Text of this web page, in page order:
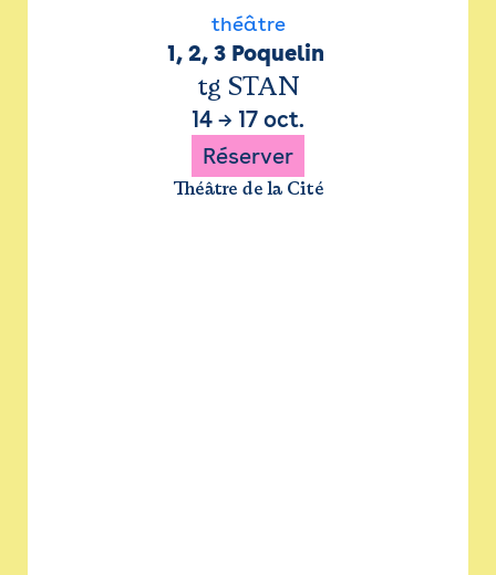
théâtre
1, 2, 3 Poquelin
tg STAN
14 → 17 oct.
Réserver
Théâtre de la Cité